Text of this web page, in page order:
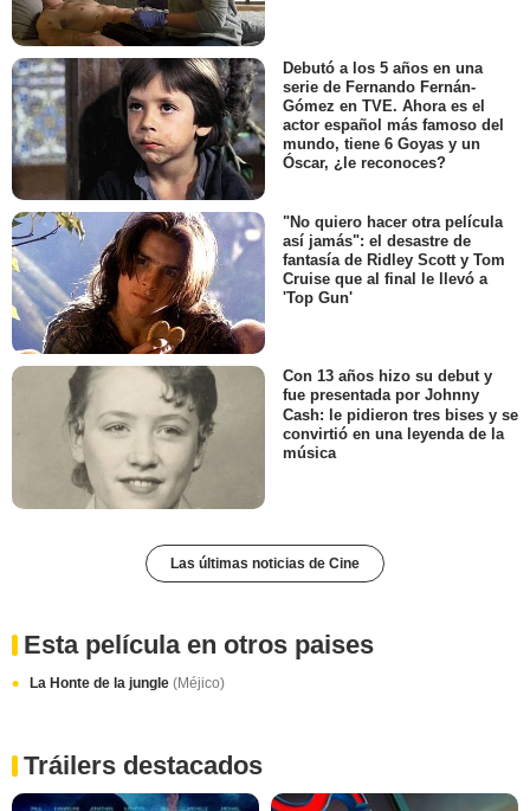
Debutó a los 5 años en una
serie de Fernando Fernán-
Gómez en TVE. Ahora es el
actor español más famoso del
mundo, tiene 6 Goyas y un
Óscar, ¿le reconoces?
"No quiero hacer otra película
así jamás": el desastre de
fantasía de Ridley Scott y Tom
Cruise que al final le llevó a
'Top Gun'
Con 13 años hizo su debut y
fue presentada por Johnny
Cash: le pidieron tres bises y se
convirtió en una leyenda de la
música
Las últimas noticias de Cine
Esta película en otros paises
La Honte de la jungle (Méjico)
Tráilers destacados